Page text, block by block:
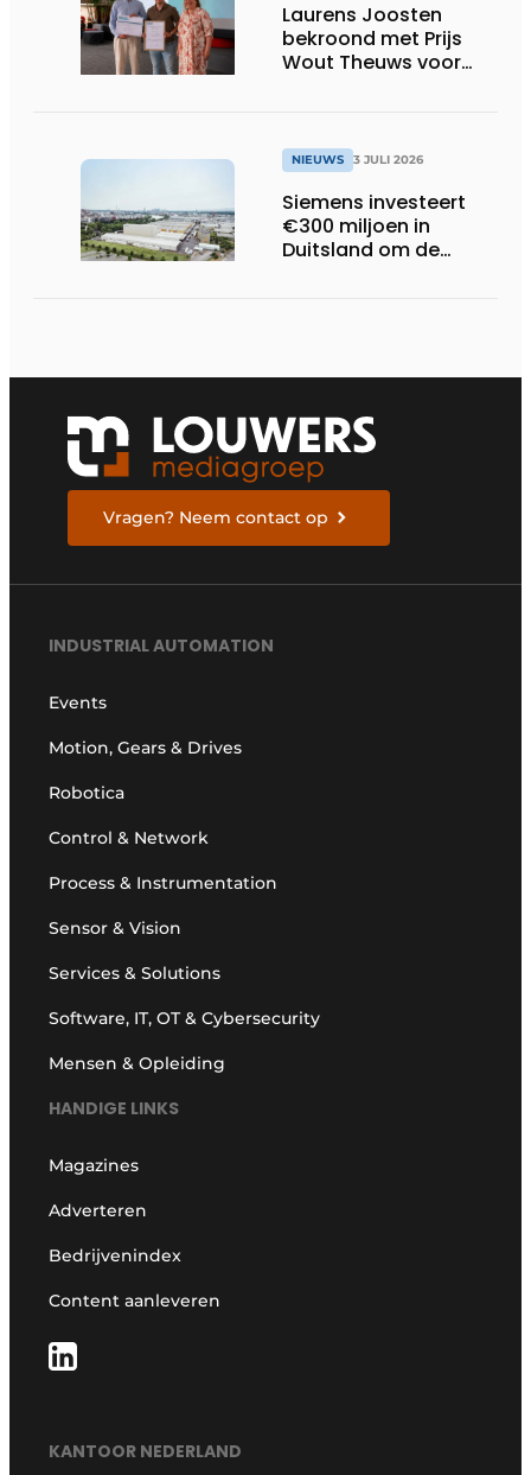
Laurens Joosten
bekroond met Prijs
Wout Theuws voor
NIEUWS 3 JULI 2026
Siemens investeert
€300 miljoen in
Duitsland om de
Vragen? Neem contact op
INDUSTRIAL AUTOMATION
Events
Motion, Gears & Drives
Robotica
Control & Network
Process & Instrumentation
Sensor & Vision
Services & Solutions
Software, IT, OT & Cybersecurity
Mensen & Opleiding
HANDIGE LINKS
Magazines
Adverteren
Bedrijvenindex
Content aanleveren
KANTOOR NEDERLAND